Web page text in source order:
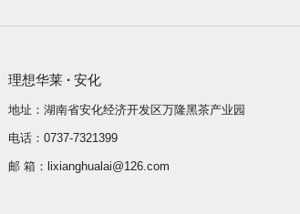
理想华莱 · 安化
地址：湖南省安化经济开发区万隆黑茶产业园
电话：0737-7321399
邮 箱：lixianghualai@126.com